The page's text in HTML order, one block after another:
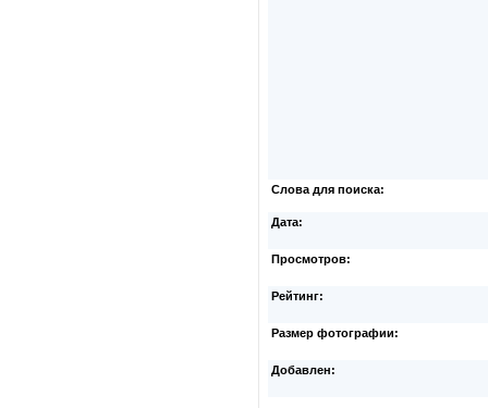
Слова для поиска:
Дата:
Просмотров:
Рейтинг:
Размер фотографии:
Добавлен: